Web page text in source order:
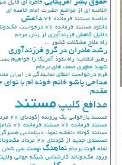
حقوق بشر آمریکایی خاطره ای فایل
خلاصه ای از مواضع حضرت امام خامنه ای
خلاصه مستند فرمانده 76
داعش
دانلود مستند فرمانده 76
درخواست
دلایل کاهش فرزندآوری از زبان مردم
راه علاج مشکلات کشور ...
رشد مادران در گرو فرزندآوری
رهبر انقلاب: راه نفوذ آمریکا را خواهیم
شهید مطهری ضعف های برجام
فرم درخواست اعطای نمایندگی در ایران
مداحی پاشو خانم خونه ام با نوای
مقدم
مدافع کلیپ مستند
مستند بازخوانی یک پرونده (کودتای 28 مرداد)
مستند فرمانده 76
مستند فرمانده 76 شامل چیست؟
مستند کوتاه «نقشه نفوذ؛ دیپلماسی
مستندی جدید از کودتای 28 مرداد
نقاط قوت برجام نماهنگ نهضت ملي شدن
ورود مک‌دونالد کارشناس شبکه جهانی